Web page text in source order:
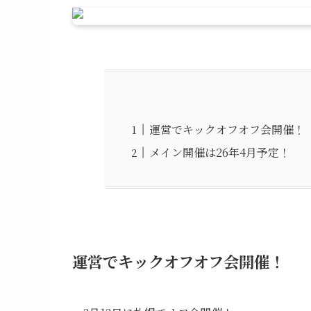
運営でキックオフオフ会開催！
メイン開催は26年4月予定！
運営でキックオフオフ会開催！